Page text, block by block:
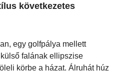
következetes
egy golfpálya mellett
falának ellipszise
körbe a házat. Álruhát húz